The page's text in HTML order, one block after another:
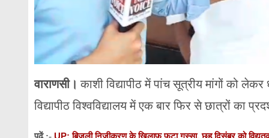
वाराणसी।काशी विद्यापीठ में पांच सूत्रीय मांगों को
विद्यापीठ विश्वविद्यालय में एक बार फिर से छात्रों का